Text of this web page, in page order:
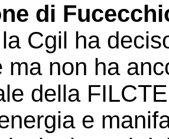
di
Cgil ha
ma non ha
della
e